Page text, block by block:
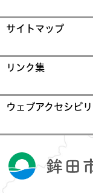
サイトマップ
リンク集
ウェブアクセシビ